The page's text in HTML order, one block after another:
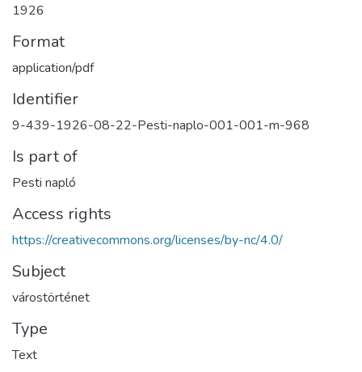
1926
Format
application/pdf
Identifier
9-439-1926-08-22-Pesti-naplo-001-001-m-968
Is part of
Pesti napló
Access rights
https://creativecommons.org/licenses/by-nc/4.0/
Subject
várostörténet
Type
Text